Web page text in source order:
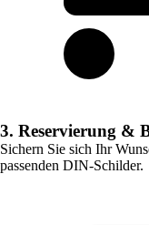
3. Reservierung &
Sichern Sie sich Ihr
passenden DIN-Schilder.